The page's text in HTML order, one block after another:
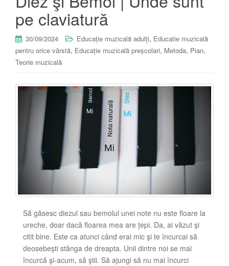
pe claviatură
30/09/2024 Educație muzicală adulți, Educatie muzicală
pentru orice vârstă, Educație muzicală preșcolari, Metoda, Pian,
Teorie muzicală
Să găsesc diezul sau bemolul unei note nu este floare la
ureche, doar dacă floarea mea are țepi. Da, ai văzut şi
citit bine. Este ca atunci când erai mic şi te încurcai să
deosebeşti stânga de dreapta. Unii dintre noi se mai
încurcă şi-acum, să ştii. Să ajungi să nu mai încurci